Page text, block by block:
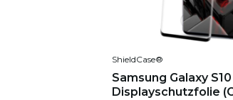
ShieldCase®
Samsung Galaxy
Displayschutzfolie